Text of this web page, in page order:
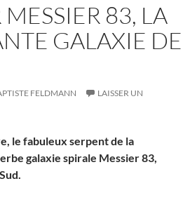
83, LA
GALAXIE DE
FELDMANN
LAISSER UN
le fabuleux serpent de la
galaxie spirale Messier 83,